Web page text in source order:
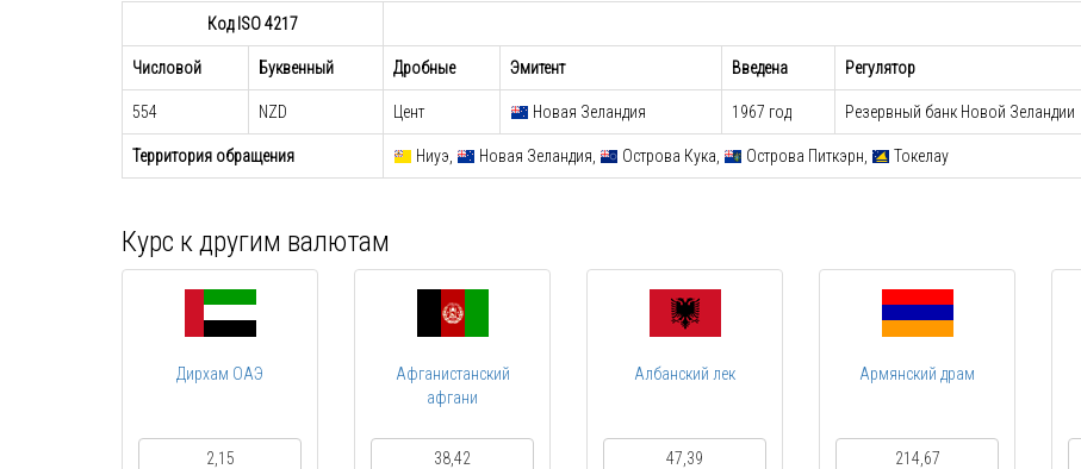
Код ISO 4217
Числовой Буквенный Дробные Эмитент Введена Регулятор
554 NZD Цент Новая Зеландия 1967 год Резервный банк Новой Зеландии
Территория обращения Ниуэ, Новая Зеландия, Острова Кука, Острова Питкэрн, Токелау
Курс к другим валютам
Дирхам ОАЭ
2,15
Афганистанский
афгани
38,42
Албанский лек
47,39
Армянский драм
214,67